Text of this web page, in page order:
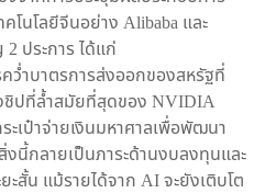
นโลยีจีนอย่าง Alibaba และ
ประการ ได้แก่
ว่ำบาตรการส่งออกของสหรัฐที่
ชิปที่ล้ำสมัยที่สุดของ NVIDIA
เป๋าจ่ายเงินมหาศาลเพื่อพัฒนา
งนี้กลายเป็นภาระด้านงบลงทุนและ
ะสั้น แม้รายได้จาก AI จะยังเติบโต